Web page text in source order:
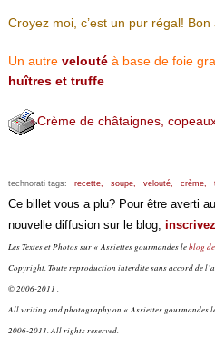
Croyez moi, c’est un pur régal! Bon
Un autre veloutéà base de foie
huîtres et truffe
Crème de châtaignes,
technorati tags: recette, soupe, velouté, crème,
Ce billet vous a plu? Pour être averti
nouvelle diffusion sur le blog,
Les Textes et Photos sur « Assiettes gourmandes leblog
Copyright. Toute reproduction interdite sans accord de
© 2006-2011 .
All writing and photography on « Assiettes gourmandes
2006-2011. All rights reserved.